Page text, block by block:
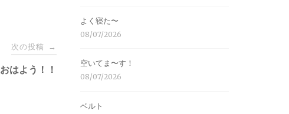
次の投稿 →
おはよう！！
よく寝た〜
08/07/2026
空いてま〜す！
08/07/2026
ベルト